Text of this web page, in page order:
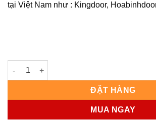
tại Việt Nam như : Kingdoor,
Cửa gỗ công nghiệp HDF veneer KD.3G1-
ĐẶT HÀNG
MUA NGAY